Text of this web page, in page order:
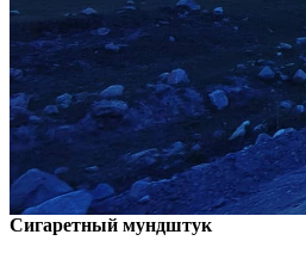
Сигаретный мундштук